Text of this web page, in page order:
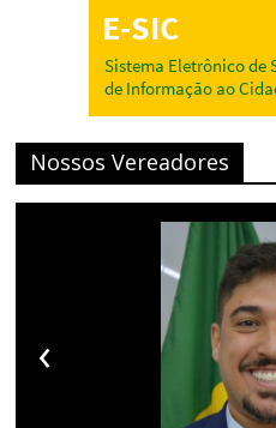
Nossos Vereadores
‹